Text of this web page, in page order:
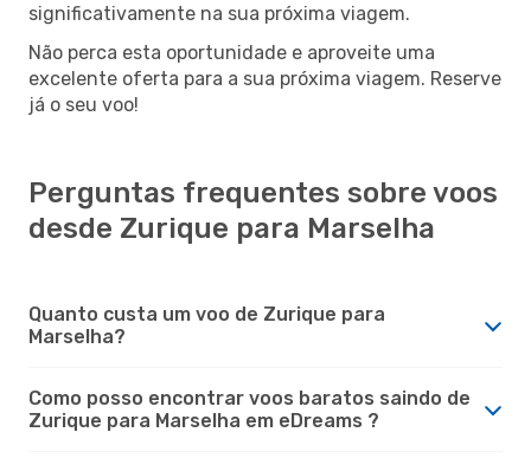
significativamente na sua próxima viagem.
Não perca esta oportunidade e aproveite uma
excelente oferta para a sua próxima viagem. Reserve
já o seu voo!
Perguntas frequentes sobre voos
desde Zurique para Marselha
Quanto custa um voo de Zurique para
Marselha?
Como posso encontrar voos baratos saindo de
Zurique para Marselha em eDreams ?